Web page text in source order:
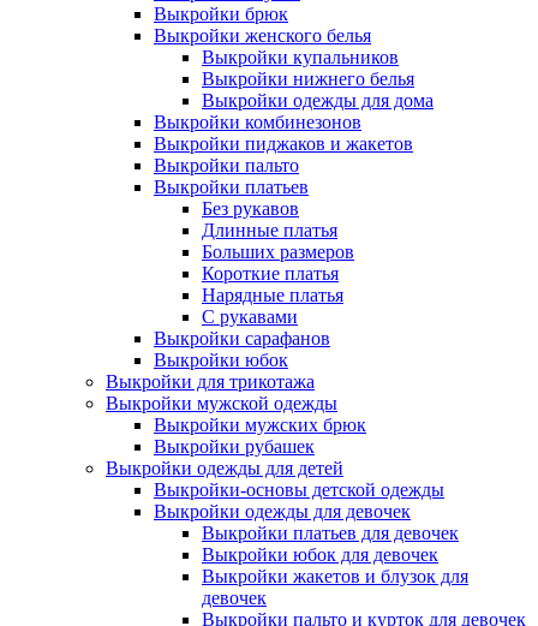
Выкройки брюк
Выкройки женского белья
Выкройки купальников
Выкройки нижнего белья
Выкройки одежды для дома
Выкройки комбинезонов
Выкройки пиджаков и жакетов
Выкройки пальто
Выкройки платьев
Без рукавов
Длинные платья
Больших размеров
Короткие платья
Нарядные платья
С рукавами
Выкройки сарафанов
Выкройки юбок
Выкройки для трикотажа
Выкройки мужской одежды
Выкройки мужских брюк
Выкройки рубашек
Выкройки одежды для детей
Выкройки-основы детской одежды
Выкройки одежды для девочек
Выкройки платьев для девочек
Выкройки юбок для девочек
Выкройки жакетов и блузок для
девочек
Выкройки пальто и курток для девочек